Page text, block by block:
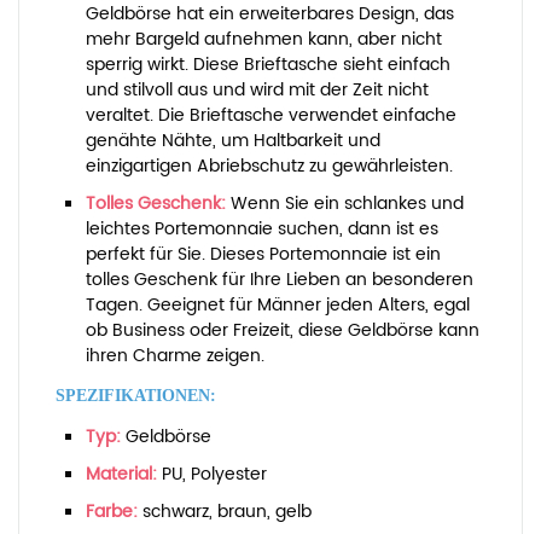
Geldbörse hat ein erweiterbares Design, das
mehr Bargeld aufnehmen kann, aber nicht
sperrig wirkt. Diese Brieftasche sieht einfach
und stilvoll aus und wird mit der Zeit nicht
veraltet. Die Brieftasche verwendet einfache
genähte Nähte, um Haltbarkeit und
einzigartigen Abriebschutz zu gewährleisten.
Tolles Geschenk:Wenn Sie ein schlankes und
leichtes Portemonnaie suchen, dann ist es
perfekt für Sie. Dieses Portemonnaie ist ein
tolles Geschenk für Ihre Lieben an besonderen
Tagen. Geeignet für Männer jeden Alters, egal
ob Business oder Freizeit, diese Geldbörse kann
ihren Charme zeigen.
SPEZIFIKATIONEN:
Typ:Geldbörse
Material: PU, Polyester
Farbe:schwarz, braun, gelb